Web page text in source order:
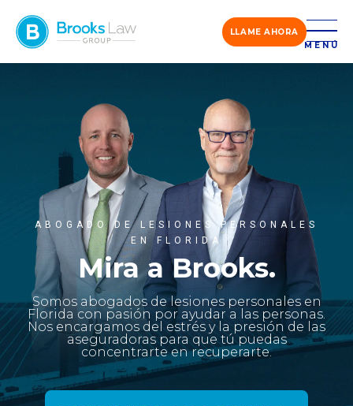
LLAME AHORA
MENÚ
ABOGADO DE LESIONES PERSONALES
EN FLORIDA
Mira a Brooks.
Somos abogados de lesiones personales en
Florida con pasión por ayudar a las personas.
Nos encargamos del estrés y la presión de las
aseguradoras para que tú puedas
concentrarte en recuperarte.